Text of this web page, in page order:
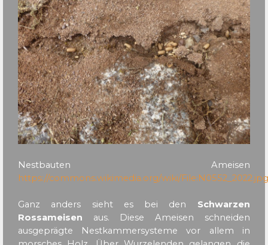
Nestbauten Ameisen
https://commons.wikimedia.org/wiki/File:N0552_2022.jpg
Ganz anders sieht es bei den Schwarzen
Rossameisen aus. Diese Ameisen schneiden
ausgeprägte Nestkammersysteme vor allem in